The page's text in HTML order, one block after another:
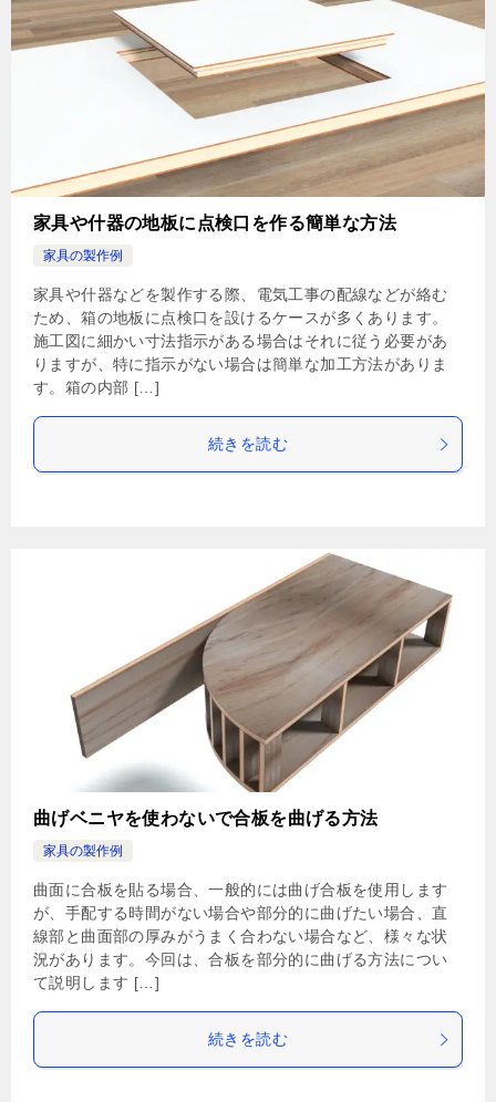
家具や什器の地板に点検口を作る簡単な方法
家具の製作例
家具や什器などを製作する際、電気工事の配線などが絡む
ため、箱の地板に点検口を設けるケースが多くあります。
施工図に細かい寸法指示がある場合はそれに従う必要があ
りますが、特に指示がない場合は簡単な加工方法がありま
す。箱の内部 […]
続きを読む
曲げベニヤを使わないで合板を曲げる方法
家具の製作例
曲面に合板を貼る場合、一般的には曲げ合板を使用します
が、手配する時間がない場合や部分的に曲げたい場合、直
線部と曲面部の厚みがうまく合わない場合など、様々な状
況があります。今回は、合板を部分的に曲げる方法につい
て説明します […]
続きを読む